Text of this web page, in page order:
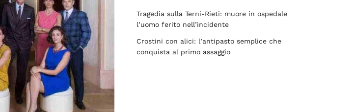
Tragedia sulla Terni-Rieti: muore in ospedale
l’uomo ferito nell’incidente
Crostini con alici: l’antipasto semplice che
conquista al primo assaggio